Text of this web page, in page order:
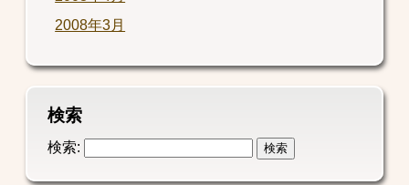
2008年3月
検索
検索: